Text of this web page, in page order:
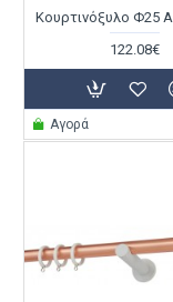
122.08€
Αγορά